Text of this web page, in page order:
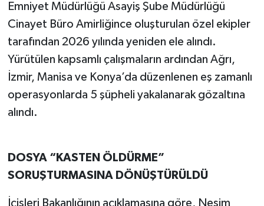
Emniyet Müdürlüğü Asayiş Şube Müdürlüğü
Cinayet Büro Amirliğince oluşturulan özel ekipler
tarafından 2026 yılında yeniden ele alındı.
Yürütülen kapsamlı çalışmaların ardından Ağrı,
İzmir, Manisa ve Konya’da düzenlenen eş zamanlı
operasyonlarda 5 şüpheli yakalanarak gözaltına
alındı.
DOSYA “KASTEN ÖLDÜRME”
SORUŞTURMASINA DÖNÜŞTÜRÜLDÜ
İçişleri Bakanlığının açıklamasına göre, Nesim